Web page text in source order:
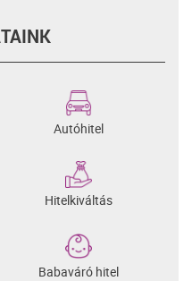
Autóhitel
Hitelkiváltás
Babaváró hitel